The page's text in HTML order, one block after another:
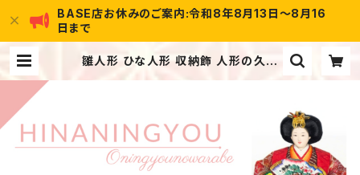
BASE店お休みのご案内:令和8年8月13日～8月16
日まで
雛人形 ひな人形 収納飾 人形の久月
親王飾り 飯塚作 白木梅水引調 S372